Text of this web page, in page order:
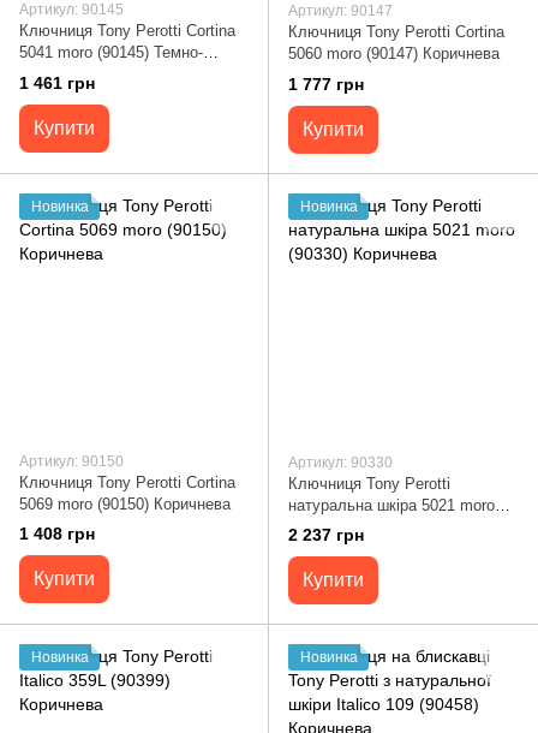
Артикул: 90145
Ключниця Tony Perotti Cortina
5041 moro (90145) Темно-
коричнева
1 461 грн
Купити
Артикул: 90147
Ключниця Tony Perotti Cortina
5060 moro (90147) Коричнева
1 777 грн
Купити
Новинка
Артикул: 90150
Ключниця Tony Perotti Cortina
5069 moro (90150) Коричнева
1 408 грн
Купити
Новинка
Артикул: 90330
Ключниця Tony Perotti
натуральна шкіра 5021 moro
(90330) Коричнева
2 237 грн
Купити
Новинка Новинка